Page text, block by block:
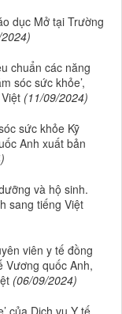
dục Mở tại Trường
chuẩn các năng
sóc sức khỏe’,
(11/09/2024)
sức khỏe Kỹ
Anh xuất bản
và hộ sinh.
sang tiếng Việt
viên y tế đồng
Vương quốc Anh,
(06/09/2024)